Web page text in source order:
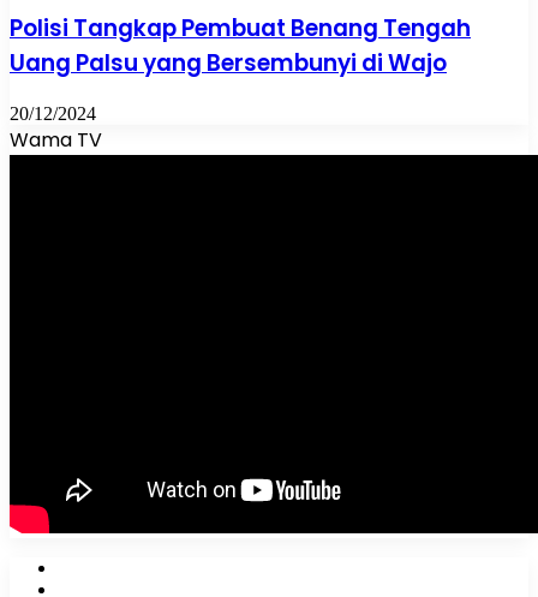
Polisi Tangkap Pembuat Benang Tengah
Uang Palsu yang Bersembunyi di Wajo
20/12/2024
Wama TV